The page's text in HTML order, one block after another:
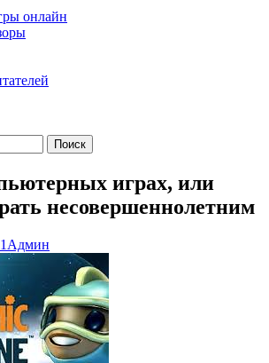
онлайн
играх, или
несовершеннолетним
Админ